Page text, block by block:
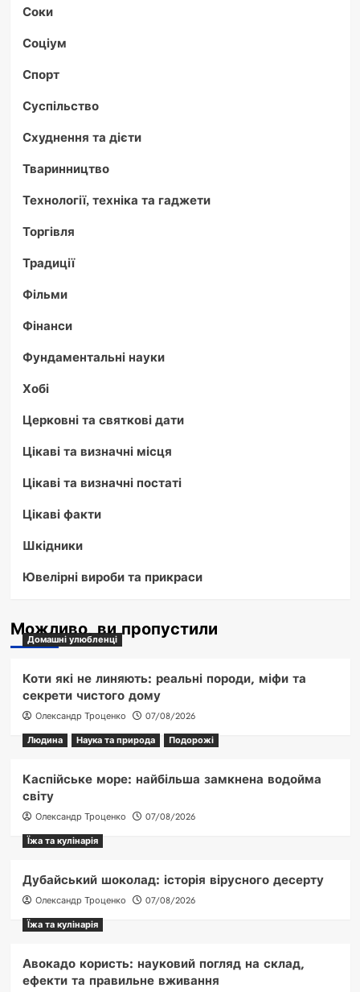
Соки
Соціум
Спорт
Суспільство
Схуднення та дієти
Тваринництво
Технології, техніка та гаджети
Торгівля
Традиції
Фільми
Фінанси
Фундаментальні науки
Хобі
Церковні та святкові дати
Цікаві та визначні місця
Цікаві та визначні постаті
Цікаві факти
Шкідники
Ювелірні вироби та прикраси
Можливо, ви пропустили
Домашні улюбленці
Коти які не линяють: реальні породи, міфи та
секрети чистого дому
Олександр Троценко
07/08/2026
Людина
Наука та природа Подорожі
Каспійське море: найбільша замкнена водойма
світу
Олександр Троценко
07/08/2026
Їжа та кулінарія
Дубайський шоколад: історія вірусного десерту
Олександр Троценко
07/08/2026
Їжа та кулінарія
Авокадо користь: науковий погляд на склад,
ефекти та правильне вживання